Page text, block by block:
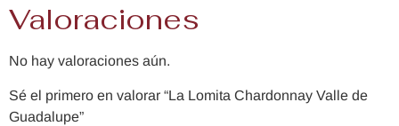
Valoraciones
No hay valoraciones aún.
Sé el primero en valorar “La Lomita Chardonnay Valle de
Guadalupe”